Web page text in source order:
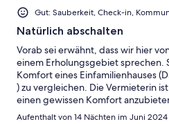
Gut: Sauberkeit, Check-in,
Natürlich abschalten
Vorab sei erwähnt, dass wir hier
einem Erholungsgebiet sprechen.
Komfort eines Einfamilienhauses
) zu vergleichen. Die Vermieterin
einen gewissen Komfort
Verbindung jedoch insbesondere
Aufenthalt von 14 Nächten im Juni 2024